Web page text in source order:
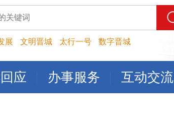
展 文明晋城 太行一号 数字晋城
应 办事服务 互动交流